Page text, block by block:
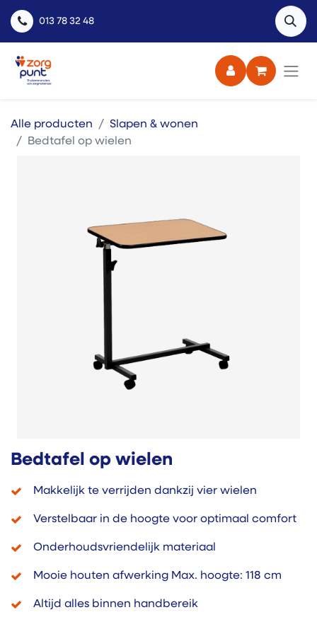
013 78 32 48
Alle producten
Slapen & wonen
Bedtafel op wielen
Bedtafel op wielen
Makkelijk te verrijden dankzij vier wielen
Verstelbaar in de hoogte voor optimaal comfort
Onderhoudsvriendelijk materiaal
Mooie houten afwerking Max. hoogte: 118 cm
Altijd alles binnen handbereik